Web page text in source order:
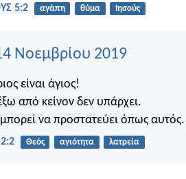
5:2 αγάπη θύμα Ιησούς
Νοεμβρίου 2019
είναι άγιος!
από κείνον δεν υπάρχει.
να προστατεύει όπως αυτός.
Θεός αγιότητα λατρεία